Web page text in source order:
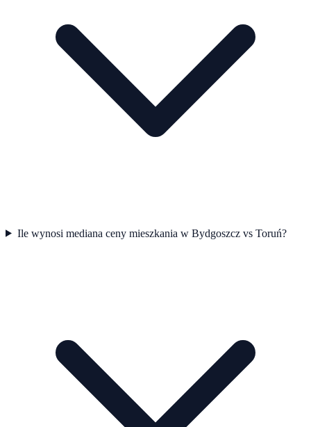
Ile wynosi mediana ceny mieszkania w Bydgoszcz vs Toruń?